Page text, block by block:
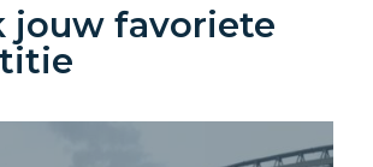
jouw favoriete